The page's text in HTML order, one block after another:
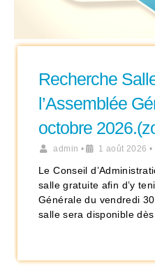
Recherche
l’Assemblée
octobre
admin • 1 août 2026 •
Le Conseil
salle gratuite afin d’y
Générale du vendredi
salle sera disponible dès